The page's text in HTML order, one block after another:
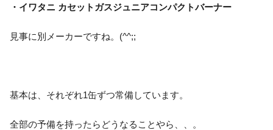
・イワタニ カセットガスジュニアコンパクトバーナー
見事に別メーカーですね。(^^;;
基本は、それぞれ1缶ずつ常備しています。
全部の予備を持ったらどうなることやら、、。